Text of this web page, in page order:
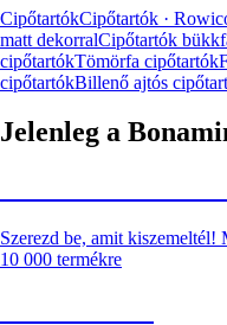
CipőtartókCipőtartók ·
matt dekorralCipőtartók
cipőtartókTömörfa cipőtartók
cipőtartókBillenő ajtós
Jelenleg a
Szerezd be, amit
10 000 termékre